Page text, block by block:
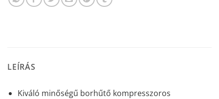
LEÍRÁS
Kiváló minőségű borhűtő kompresszoros